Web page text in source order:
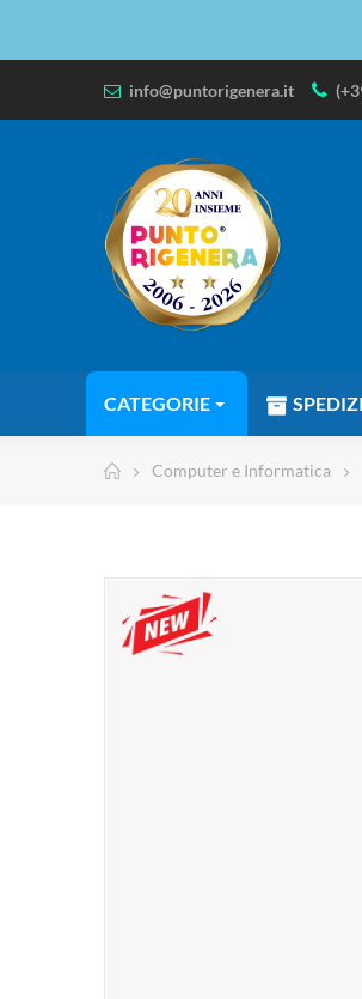
info@puntorigenera.it
CATEGORIE
Computer e Informatica